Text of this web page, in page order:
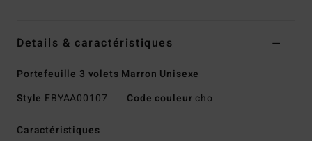
Details & caractéristiques
Portefeuille 3 volets Marron Unisexe
Style EBYAA00107 Code couleur cho
Caractéristiques